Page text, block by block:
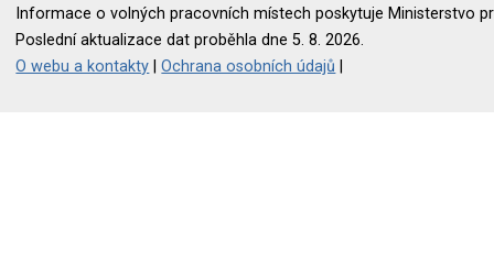
Informace o volných pracovních místech poskytuje Ministerstvo
Poslední aktualizace dat proběhla dne 5. 8. 2026.
O webu a kontakty |Ochrana osobních údajů